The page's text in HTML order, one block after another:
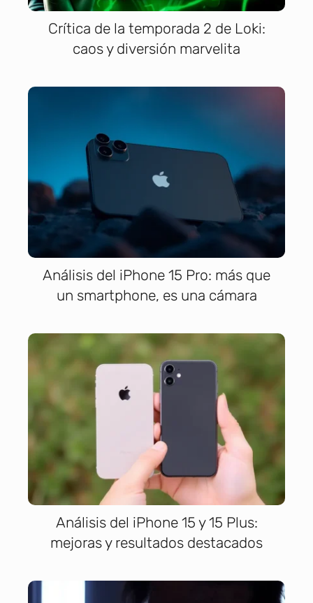
Crítica de la temporada 2 de Loki:
caos y diversión marvelita
Análisis del iPhone 15 Pro: más que
un smartphone, es una cámara
Análisis del iPhone 15 y 15 Plus:
mejoras y resultados destacados